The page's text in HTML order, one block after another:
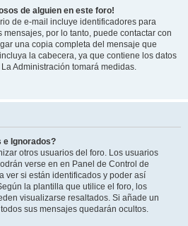
de alguien en este foro!
de e-mail incluye identificadores para
por lo tanto, puede contactar con
una copia completa del mensaje que
la cabecera, ya que contiene los datos
Administración tomará medidas.
e Ignorados?
otros usuarios del foro. Los usuarios
verse en en Panel de Control de
ver si están identificados y poder así
la plantilla que utilice el foro, los
visualizarse resaltados. Si añade un
sus mensajes quedarán ocultos.